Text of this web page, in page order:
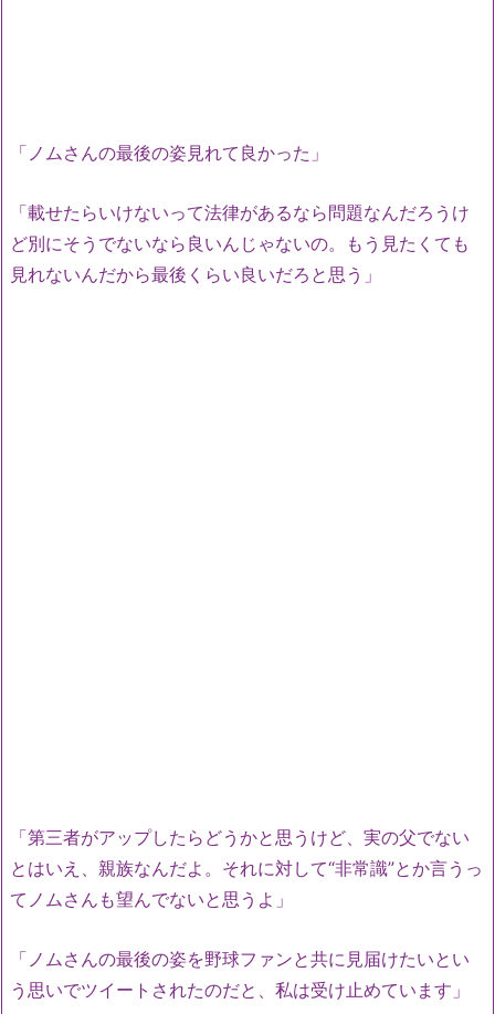
「ノムさんの最後の姿見れて良かった」
「載せたらいけないって法律があるなら問題なんだろうけ
ど別にそうでないなら良いんじゃないの。もう見たくても
見れないんだから最後くらい良いだろと思う」
「第三者がアップしたらどうかと思うけど、実の父でない
とはいえ、親族なんだよ。それに対して“非常識”とか言うっ
てノムさんも望んでないと思うよ」
「ノムさんの最後の姿を野球ファンと共に見届けたいとい
う思いでツイートされたのだと、私は受け止めています」